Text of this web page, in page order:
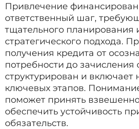
Привлечение
ответственный шаг,
тщательного планирования
стратегического подхода.
получения кредита от
потребности до зачисления
структурирован и включает
ключевых этапов.
поможет принять
обеспечить устойчивость
обязательств.